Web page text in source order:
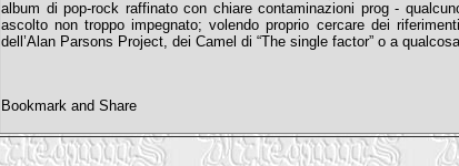
album di pop-rock raffinato con chiare contaminazioni prog -
ascolto non troppo impegnato; volendo proprio cercare dei
dell’Alan Parsons Project, dei Camel di “The single factor” o a